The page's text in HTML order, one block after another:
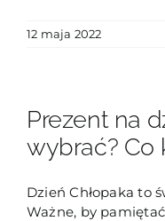
12 maja 2022
Prezent na
wybrać? Co
Dzień Chłopaka to
Ważne, by